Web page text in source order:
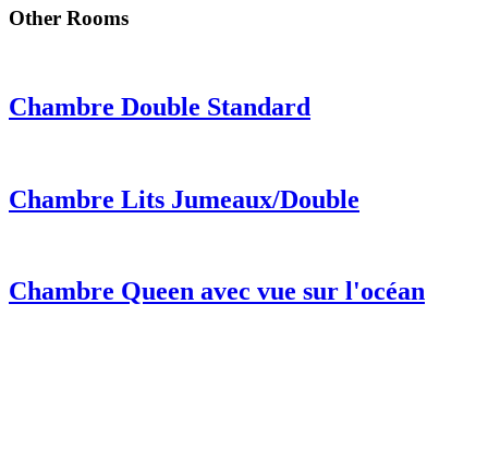
Other Rooms
Chambre Double Standard
Chambre Lits Jumeaux/Double
Chambre Queen avec vue sur l'océan